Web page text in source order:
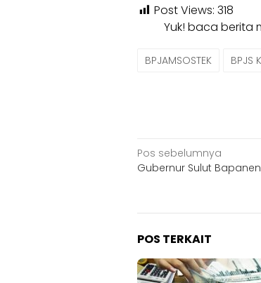
Post Views: 318
Yuk! baca berita
BPJAMSOSTEK BPJS
Navigasi
pos
Pos sebelumnya
Gubernur Sulut
POS TERKAIT